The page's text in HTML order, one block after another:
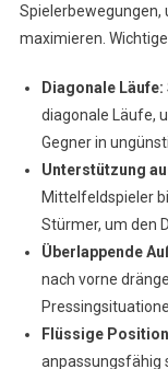
Spielerbewegungen,
maximieren.
Diagonale Läufe:
diagonale Läufe,
Gegner in
Unterstützung
Mittelfeldspieler
Stürmer, um den
Überlappende
nach vorne
Flüssige
anpassungsfähig